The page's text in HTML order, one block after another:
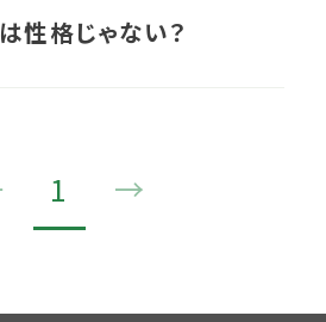
性格じゃない？
1 →